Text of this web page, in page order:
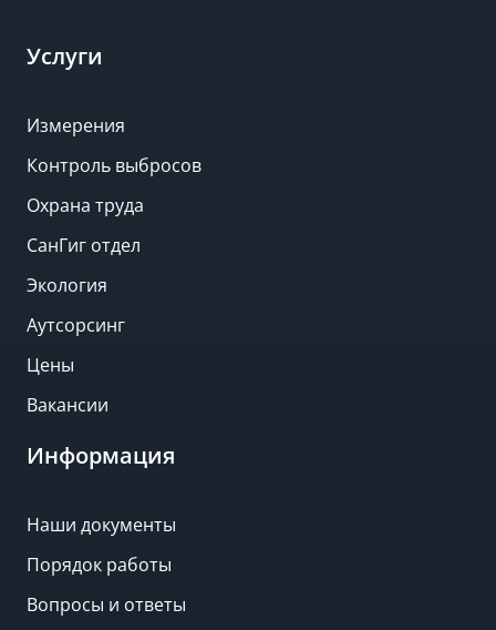
Услуги
Измерения
Контроль выбросов
Охрана труда
СанГиг отдел
Экология
Аутсорсинг
Цены
Вакансии
Информация
Наши документы
Порядок работы
Вопросы и ответы